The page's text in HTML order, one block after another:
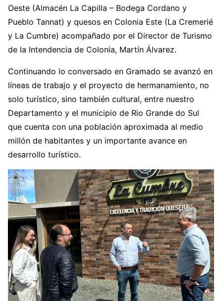
Oeste (Almacén La Capilla – Bodega Cordano y
Pueblo Tannat) y quesos en Colonia Este (La Cremerié
y La Cumbre) acompañado por el Director de Turismo
de la Intendencia de Colonia, Martín Álvarez.
Continuando lo conversado en Gramado se avanzó en
líneas de trabajo y el proyecto de hermanamiento, no
solo turístico, sino también cultural, entre nuestro
Departamento y el municipio de Rio Grande do Sul
que cuenta con una población aproximada al medio
millón de habitantes y un importante avance en
desarrollo turístico.